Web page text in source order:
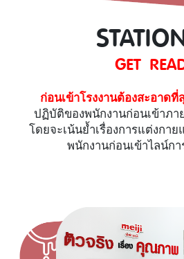
GET
ก่อนเข้าโรงงานต้องสะอาดที่
ปฏิบัติของพนักงานก่อนเข้าภา
โดยจะเน้นย้ำเรื่องการแต่งกา
พนักงานก่อนเข้าไลน์ก